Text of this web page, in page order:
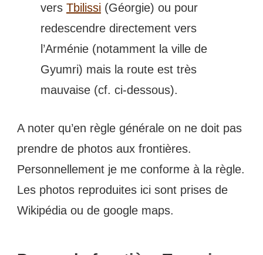
vers Tbilissi (Géorgie) ou pour
redescendre directement vers
l’Arménie (notamment la ville de
Gyumri) mais la route est très
mauvaise (cf. ci-dessous).
A noter qu’en règle générale on ne doit pas
prendre de photos aux frontières.
Personnellement je me conforme à la règle.
Les photos reproduites ici sont prises de
Wikipédia ou de google maps.